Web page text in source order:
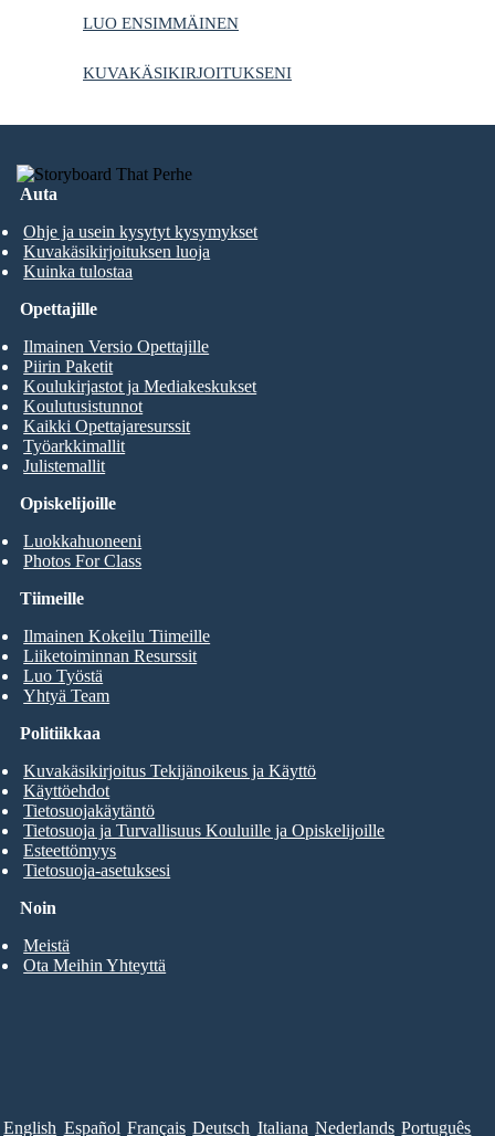
LUO ENSIMMÄINEN
KUVAKÄSIKIRJOITUKSENI
Auta
Ohje ja usein kysytyt kysymykset
Kuvakäsikirjoituksen luoja
Kuinka tulostaa
Opiskelijoille
Luokkahuoneeni
Photos For Class
Opettajille
Ilmainen Versio Opettajille
Piirin Paketit
Koulukirjastot ja Mediakeskukset
Koulutusistunnot
Kaikki Opettajaresurssit
Työarkkimallit
Julistemallit
Tiimeille
Ilmainen Kokeilu Tiimeille
Liiketoiminnan Resurssit
Luo Työstä
Yhtyä Team
Noin
Meistä
Ota Meihin Yhteyttä
Politiikkaa
Kuvakäsikirjoitus Tekijänoikeus ja Käyttö
Käyttöehdot
Tietosuojakäytäntö
Tietosuoja ja Turvallisuus Kouluille ja Opiskelijoille
Esteettömyys
Tietosuoja-asetuksesi
English Español Français Deutsch Italiana Nederlands Português